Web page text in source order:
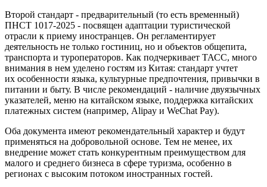
Второй стандарт - предварительный (то есть временный)
ПНСТ 1017-2025 - посвящен адаптации туристической
отрасли к приему иностранцев. Он регламентирует
деятельность не только гостиниц, но и объектов общепита,
транспорта и туроператоров. Как подчеркивает ТАСС, много
внимания в нем уделено гостям из Китая: стандарт учтет
их особенности языка, культурные предпочтения, привычки в
питании и быту. В числе рекомендаций - наличие двуязычных
указателей, меню на китайском языке, поддержка китайских
платежных систем (например, Alipay и WeChat Pay).
Оба документа имеют рекомендательный характер и будут
применяться на добровольной основе. Тем не менее, их
внедрение может стать конкурентным преимуществом для
малого и среднего бизнеса в сфере туризма, особенно в
регионах с высоким потоком иностранных гостей.